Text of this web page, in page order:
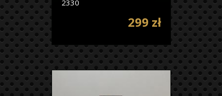
2330
299 zł